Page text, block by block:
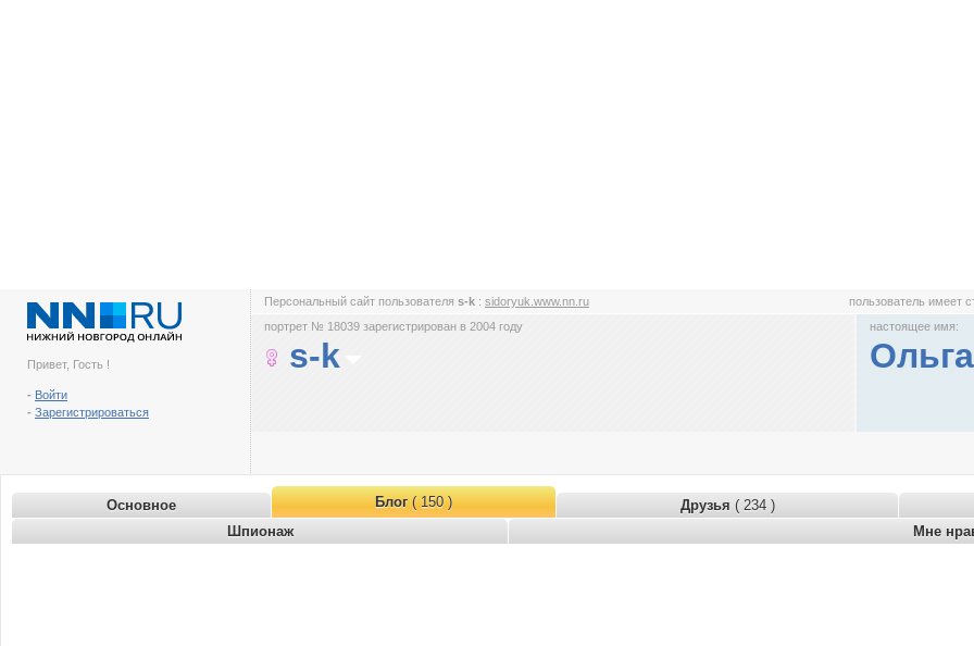
Привет, Гость !
- Войти
- Зарегистрироваться
Персональный сайт пользователя s-k : sidoryuk.www.nn.ru пользователь имеет
портрет № 18039 зарегистрирован в 2004 году
s-k
настоящее имя:
Ольга
Основное Блог( 150 ) Друзья ( 234 )
Шпионаж
Мне